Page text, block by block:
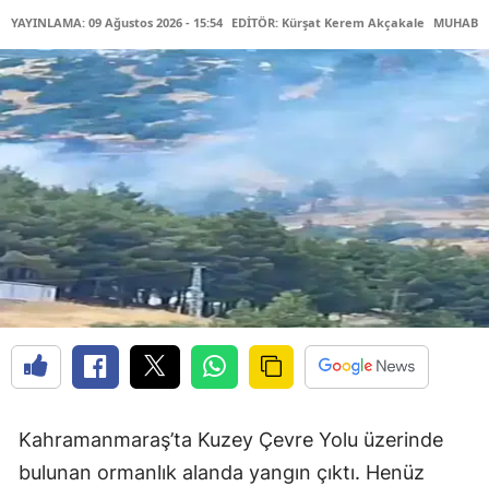
YAYINLAMA: 09 Ağustos 2026 - 15:54 EDİTÖR: Kürşat Kerem Akçakale
Kahramanmaraş’ta Kuzey Çevre Yolu üzerinde
bulunan ormanlık alanda yangın çıktı. Henüz